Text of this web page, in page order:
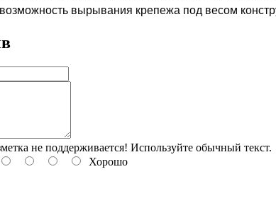
возможность вырывания крепежа под весом
не поддерживается! Используйте обычный текст.
Хорошо